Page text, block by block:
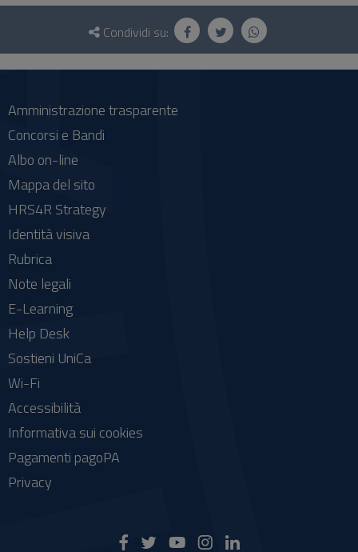
Questionario
social
Condividi su:
Amministrazione trasparente
Concorsi e Bandi
Albo on-line
Mappa del sito
HRS4R Strategy
Identità visiva
Rubrica
Note legali
E-Learning
Help Desk
Sostieni UniCa
Wi-Fi
Accessibilità
Informativa sui cookies
Pagamenti pagoPA
Privacy